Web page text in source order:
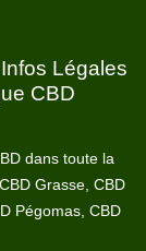
Infos Légales
CBD
dans toute la
Grasse, CBD
Pégomas, CBD